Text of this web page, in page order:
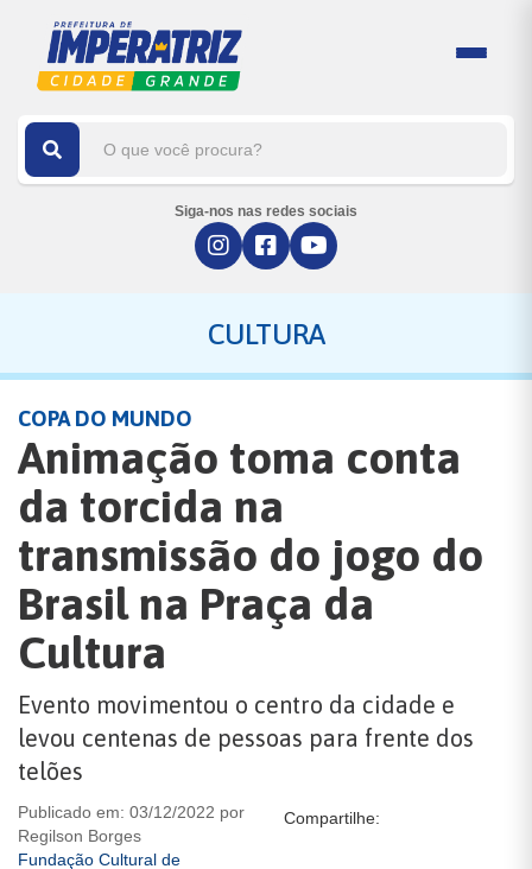
Siga-nos nas redes sociais
CULTURA
COPA DO MUNDO
Animação toma conta
da torcida na
transmissão do jogo do
Brasil na Praça da
Cultura
Evento movimentou o centro da cidade e
levou centenas de pessoas para frente dos
telões
Publicado em: 03/12/2022 por
Regilson Borges
Fundação Cultural de
Compartilhe: